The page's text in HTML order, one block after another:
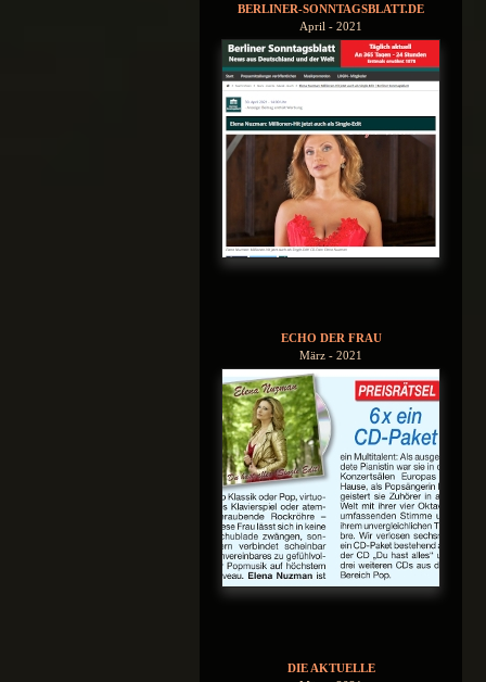
BERLINER-SONNTAGSBLATT.DE
April - 2021
ECHO DER FRAU
März - 2021
DIE AKTUELLE